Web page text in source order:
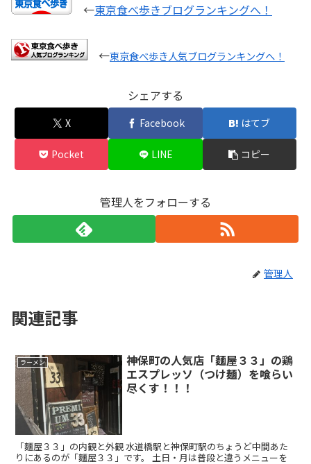
←東京食べ歩きブログランキングへ！
←東京食べ歩き人気ブログランキングへ！
シェアする
X Facebook はてブ
Pocket LINE コピー
管理人をフォローする
管理人
関連記事
ラーメン
神保町の人気店「麵屋３３」の鶏
エスプレッソ（つけ麺）を喰らい
尽くす！！！
「麵屋３３」の内観と外観 水道橋駅と神保町駅のちょうど中間あた
りにあるのが「麵屋３３」です。 土日・月は普段と違うメニューを